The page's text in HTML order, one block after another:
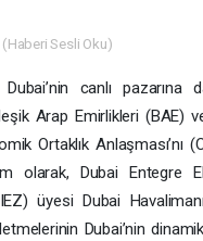
(Haberi Sesli Oku)
canlı pazarına
Arap Emirlikleri (BAE)
Ortaklık Anlaşması’nı
olarak, Dubai Entegre
üyesi Dubai
Dubai’nin